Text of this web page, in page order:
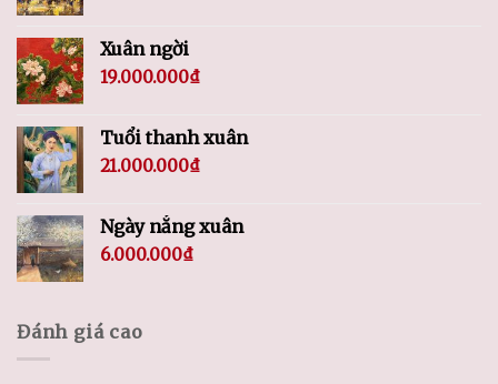
Xuân ngời
19.000.000₫
Tuổi thanh xuân
21.000.000₫
Ngày nắng xuân
6.000.000₫
Đánh giá cao